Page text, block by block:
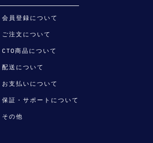
会員登録について
ご注文について
CTO商品について
配送について
お支払いについて
保証・サポートについて
その他